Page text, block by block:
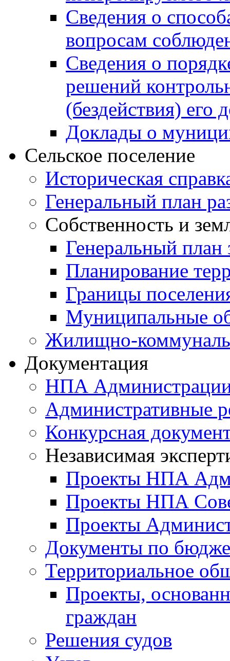
Сведения о
вопросам
Сведения о
решений
(бездействия)
Доклады о
Сельское поселение
Историческая
Генеральный план
Собственность и
Генеральный план
Планирование
Границы
Муниципальные
Жилищно-
Документация
НПА
Административные
Конкурсная
Независимая
Проекты НПА
Проекты НПА
Проекты
Документы по
Территориальное
Проекты,
граждан
Решения судов